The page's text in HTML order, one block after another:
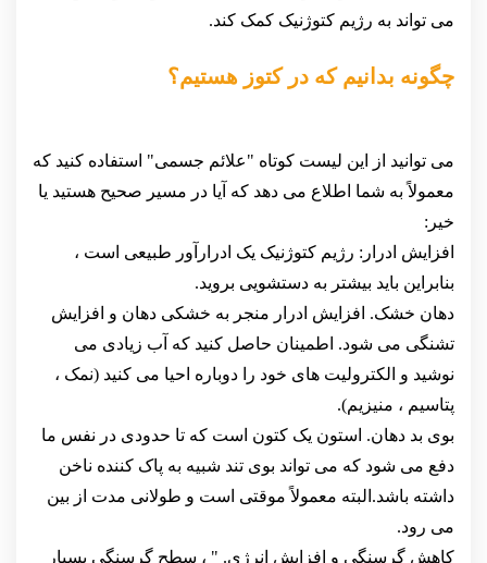
می تواند به رژیم کتوژنیک کمک کند.
چگونه بدانیم که در کتوز هستیم؟
می توانید از این لیست کوتاه "علائم جسمی" استفاده کنید که
معمولاً به شما اطلاع می دهد که آیا در مسیر صحیح هستید یا
خیر:
افزایش ادرار: رژیم کتوژنیک یک ادرارآور طبیعی است ،
بنابراین باید بیشتر به دستشویی بروید.
دهان خشک. افزایش ادرار منجر به خشکی دهان و افزایش
تشنگی می شود. اطمینان حاصل کنید که آب زیادی می
نوشید و الکترولیت های خود را دوباره احیا می کنید (نمک ،
پتاسیم ، منیزیم).
بوی بد دهان. استون یک کتون است که تا حدودی در نفس ما
دفع می شود که می تواند بوی تند شبیه به پاک کننده ناخن
داشته باشد.البته معمولاً موقتی است و طولانی مدت از بین
می رود.
کاهش گرسنگی و افزایش انرژی. " ، سطح گرسنگی بسیار